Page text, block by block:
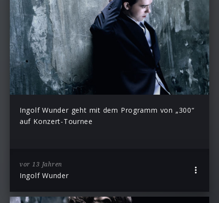
Ingolf Wunder geht mit dem Programm von „300“
auf Konzert-Tournee
vor 13 Jahren
Ingolf Wunder